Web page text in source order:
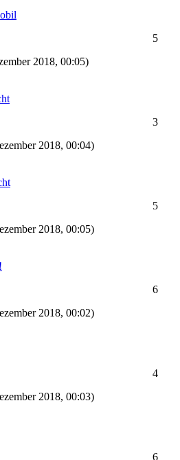
2018, 00:05)
5
2018, 00:04)
3
2018, 00:05)
5
2018, 00:02)
6
2018, 00:03)
4
6